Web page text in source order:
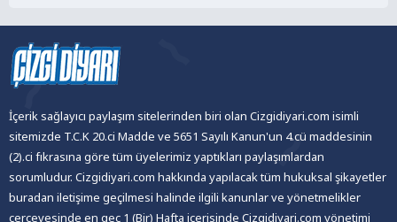
İçerik sağlayıcı paylaşım sitelerinden biri olan Cizgidiyari.com isimli
sitemizde T.C.K 20.ci Madde ve 5651 Sayılı Kanun'un 4.cü maddesinin
(2).ci fıkrasına göre tüm üyelerimiz yaptıkları paylaşımlardan
sorumludur. Cizgidiyari.com hakkında yapılacak tüm hukuksal şikayetler
buradan iletişime geçilmesi halinde ilgili kanunlar ve yönetmelikler
çerçevesinde en geç 1 (Bir) Hafta içerisinde Cizgidiyari.com yönetimi